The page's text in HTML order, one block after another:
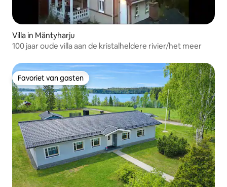
Villa in Mäntyharju
100 jaar oude villa aan de kristalheldere rivier/het meer
Favoriet van gasten
Favoriet van gasten